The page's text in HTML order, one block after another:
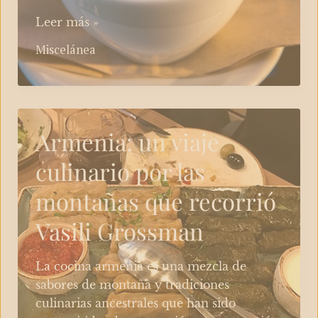
Té
qué
es,
prepararlo
y
beneficios
para
la
salud
Leer más »
Miscelánea
Armenia: un viaje
culinario por las
montañas que recorrió
Vasili Grossman​
La cocina armenia es una mezcla de
sabores de montaña y tradiciones
culinarias ancestrales que han sido